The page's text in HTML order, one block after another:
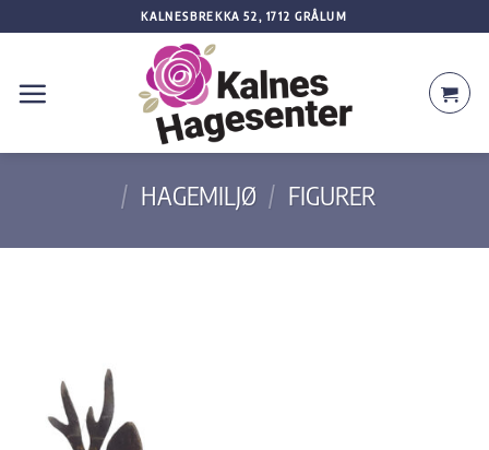
content
KALNESBREKKA 52, 1712 GRÅLUM
/ HAGEMILJØ / FIGURER